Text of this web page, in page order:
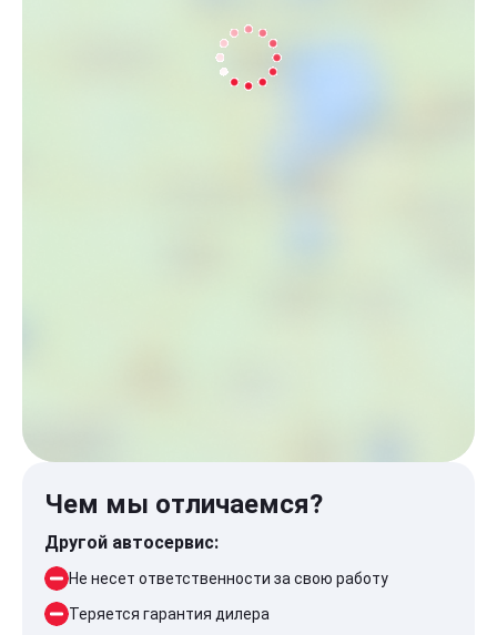
Чем мы отличаемся?
Другой автосервис:
Не несет ответственности за свою работу
Теряется гарантия дилера